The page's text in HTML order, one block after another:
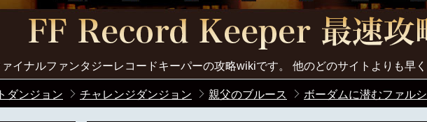
ァイナルファンタジーレコードキーパーの攻略wikiです。 他のどのサイトよりも早
ダンジョン チャレンジダンジョン 親父のブルース ボーダムに潜むファルシ